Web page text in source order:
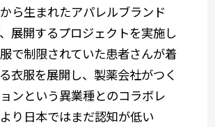
ら生まれたアパレルブランド
展開するプロジェクトを実施し
で制限されていた患者さんが着
衣服を展開し、製薬会社がつく
ンという異業種とのコラボレ
り日本ではまだ認知が低い